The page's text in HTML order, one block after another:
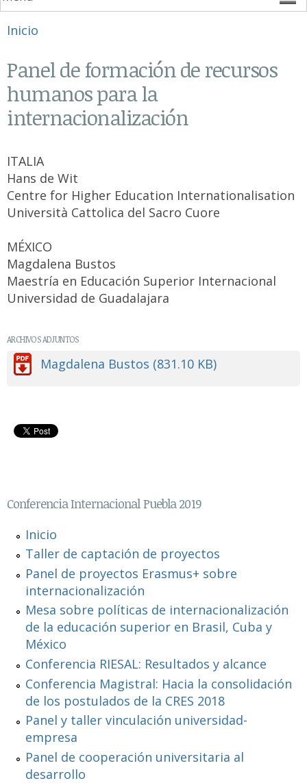
Se encuentra usted aquí
Inicio
Panel de formación de recursos
humanos para la
internacionalización
ITALIA
Hans de Wit
Centre for Higher Education Internationalisation
Università Cattolica del Sacro Cuore
MÉXICO
Magdalena Bustos
Maestría en Educación Superior Internacional
Universidad de Guadalajara
ARCHIVOS ADJUNTOS
Magdalena Bustos (831.10 KB)
Conferencia Internacional Puebla 2019
Inicio
Taller de captación de proyectos
Panel de proyectos Erasmus+ sobre
internacionalización
Mesa sobre políticas de internacionalización
de la educación superior en Brasil, Cuba y
México
Conferencia RIESAL: Resultados y alcance
Conferencia Magistral: Hacia la consolidación
de los postulados de la CRES 2018
Panel y taller vinculación universidad-
empresa
Panel de cooperación universitaria al
desarrollo